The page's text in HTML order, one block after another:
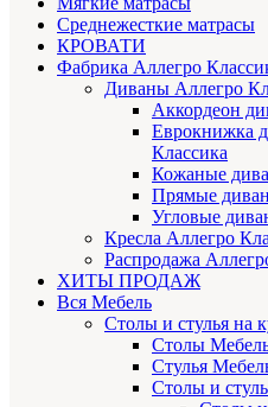
Среднежесткие матрасы
КРОВАТИ
Фабрика Аллегро
Диваны Аллегро
Аккордеон
Еврокнижка
Классика
Кожаные
Прямые
Угловые
Кресла Аллегро
Распродажа
ХИТЫ ПРОДАЖ
Вся Мебель
Столы и стулья на
Столы
Стулья
Cтолы и